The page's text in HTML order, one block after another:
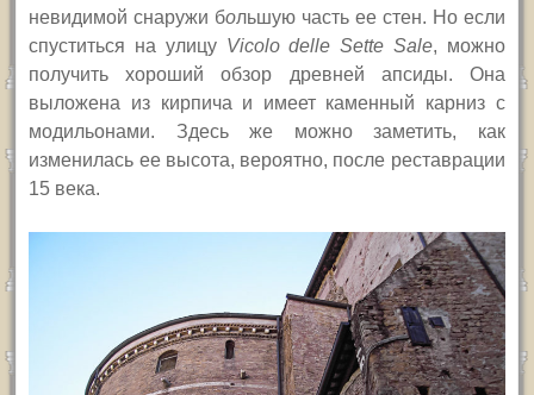
невидимой снаружи большую часть ее стен. Но если
спуститься на улицу Vicolo delle Sette Sale, можно
получить хороший обзор древней апсиды. Она
выложена из кирпича и имеет каменный карниз с
модильонами. Здесь же можно заметить, как
изменилась ее высота, вероятно, после реставрации
15 века.